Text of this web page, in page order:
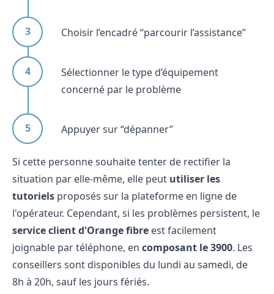
Choisir l’encadré “parcourir l’assistance”
Sélectionner le type d’équipement
concerné par le problème
Appuyer sur “dépanner”
Si cette personne souhaite tenter de rectifier la
situation par elle-même, elle peut utiliser les
tutoriels proposés sur la plateforme en ligne de
l'opérateur. Cependant, si les problèmes persistent, le
service client d'Orange fibre est facilement
joignable par téléphone, en composant le 3900. Les
conseillers sont disponibles du lundi au samedi, de
8h à 20h, sauf les jours fériés.